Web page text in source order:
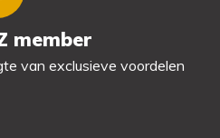
member
van exclusieve voordelen